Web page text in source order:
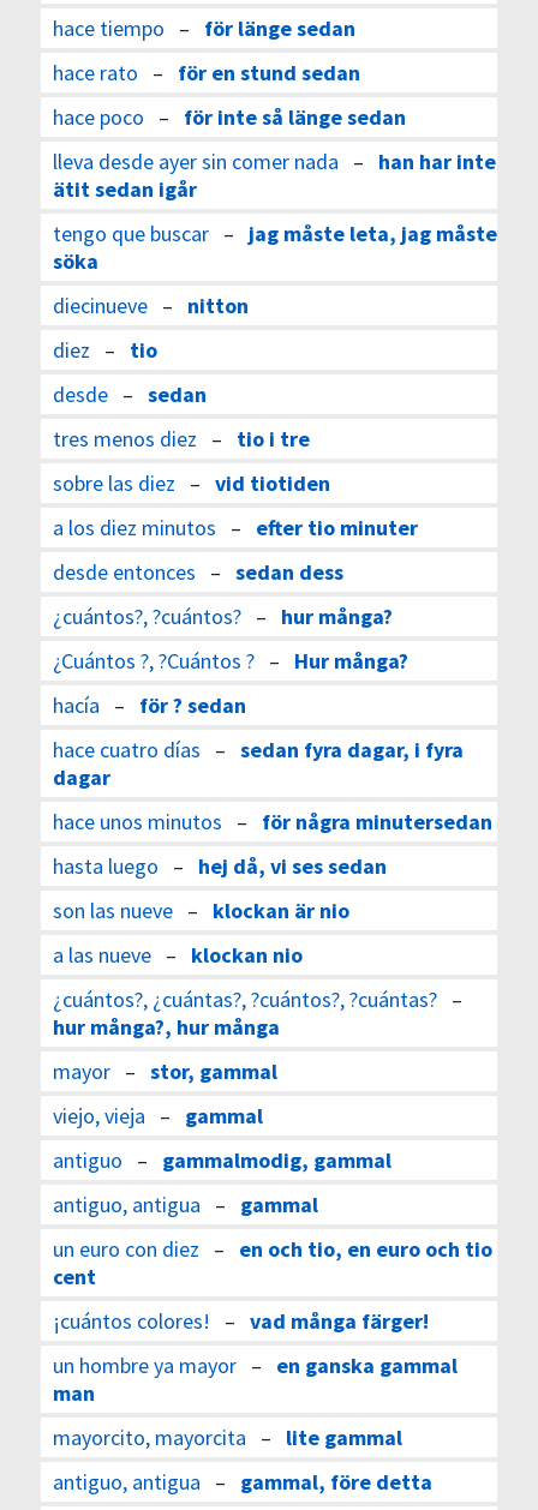
hace tiempo – för länge sedan
hace rato – för en stund sedan
hace poco – för inte så länge sedan
lleva desde ayer sin comer nada – han har inte
ätit sedan igår
tengo que buscar– jag måste leta, jag måste
söka
diecinueve– nitton
diez – tio
desde– sedan
tres menos diez – tio i tre
sobre las diez – vid tiotiden
a los diez minutos – efter tio minuter
desde entonces – sedan dess
¿cuántos?, ?cuántos?– hur många?
¿Cuántos ?, ?Cuántos ?– Hur många?
hacía – för ? sedan
hace cuatro días – sedan fyra dagar, i fyra
dagar
hace unos minutos – för några minutersedan
hasta luego – hej då, vi ses sedan
son las nueve– klockan är nio
a las nueve– klockan nio
¿cuántos?, ¿cuántas?, ?cuántos?, ?cuántas?–
hur många?, hur många
mayor– stor, gammal
viejo, vieja – gammal
antiguo – gammalmodig, gammal
antiguo, antigua – gammal
un euro con diez – en och tio, en euro och tio
cent
¡cuántos colores! – vad många färger!
un hombre ya mayor– en ganska gammal
man
mayorcito, mayorcita – lite gammal
antiguo, antigua – gammal, före detta